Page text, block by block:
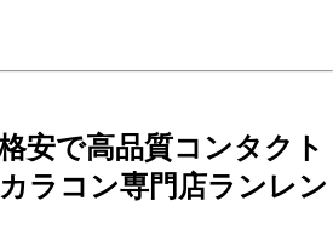
安で高品質コンタクト
ラコン専門店ランレン